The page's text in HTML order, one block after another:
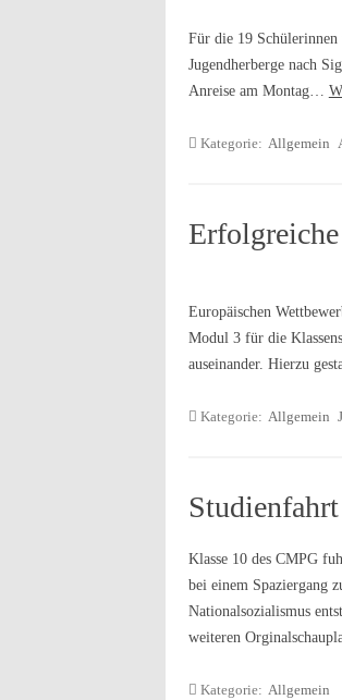
Für die 19
Jugendherberge nach
Anreise am Montag…
Kategorie: Allgemein
Europäischen
Modul 3 für die
auseinander. Hierzu
Kategorie: Allgemein
Klasse 10 des CMPG
bei einem Spaziergang
Nationalsozialismus
weiteren
Kategorie: Allgemein